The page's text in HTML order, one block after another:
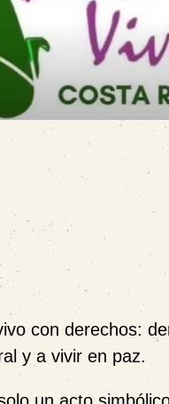
con derechos:
y a vivir en paz.